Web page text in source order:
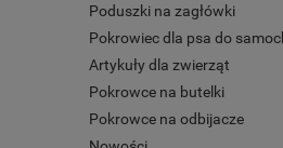
Poduszki na zagłówki
Pokrowiec dla psa do
Artykuły dla zwierząt
Pokrowce na butelki
Pokrowce na odbijacze